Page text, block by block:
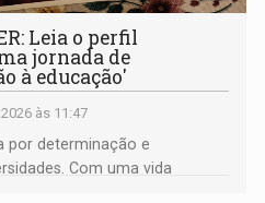
Leia o perfil
jornada de
à educação'
às 11:47
por determinação e
Com uma vida